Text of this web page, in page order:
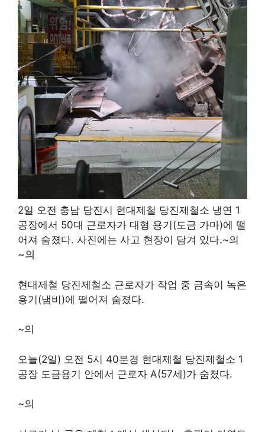
2일 오전 충남 당진시 현대제철 당진제철소 냉연 1
공장에서 50대 근로자가 대형 용기(도금 가마)에 떨
어져 숨졌다. 사진에는 ​​사고 현장이 담겨 있다.~의
~의
현대제철 당진제철소 근로자가 작업 중 금속이 녹은
용기(냄비)에 떨어져 숨졌다.
~의
오늘(2일) 오전 5시 40분경 현대제철 당진제철소 1
공장 도금용기 안에서 근로자 A(57세)가 숨졌다.
~의